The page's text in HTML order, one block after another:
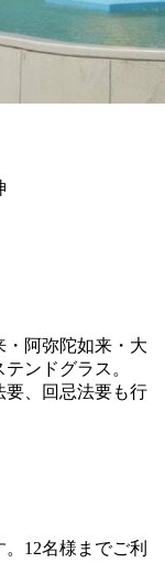
・阿弥陀如来・大
ンドグラス。
要、回忌法要も行
12名様までご利